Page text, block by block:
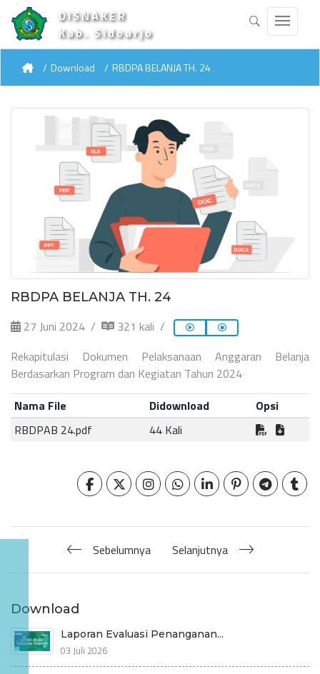
DISNAKER
Kab. Sidoarjo
Download RBDPA BELANJA TH. 24
RBDPA BELANJA TH. 24
27 Juni 2024
321 kali
Rekapitulasi Dokumen Pelaksanaan Anggaran Belanja
Berdasarkan Program dan Kegiatan Tahun 2024
Nama File
Didownload
Opsi
RBDPAB 24.pdf
44 Kali
Sebelumnya Selanjutnya
Download
Laporan Evaluasi Penanganan...
03 Juli 2026